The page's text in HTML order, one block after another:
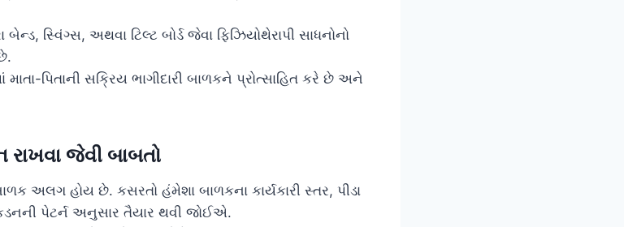
બેન્ડ, સ્વિંગ્સ, અથવા ટિલ્ટ બોર્ડ જેવા ફિઝિયોથેરાપી સાધનોનો
માતા-પિતાની સક્રિય ભાગીદારી બાળકને પ્રોત્સાહિત કરે છે અને
જેવી બાબતો
અલગ હોય છે. કસરતો હંમેશા બાળકના કાર્યકારી સ્તર, પીડા
પેટર્ન અનુસાર તૈયાર થવી જોઈએ.